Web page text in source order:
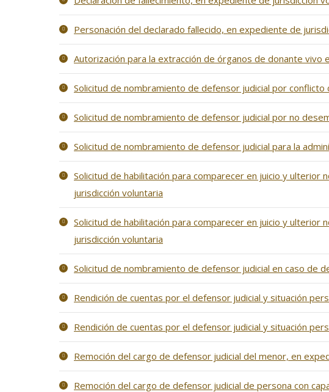
Personación del declarado fallecido, en expediente de
Autorización para la extracción de órganos de donante vivo
Solicitud de nombramiento de defensor judicial por
Solicitud de nombramiento de defensor judicial por no
Solicitud de nombramiento de defensor judicial para la
Solicitud de habilitación para comparecer en juicio y
jurisdicción voluntaria
Solicitud de habilitación para comparecer en juicio y
jurisdicción voluntaria
Solicitud de nombramiento de defensor judicial en caso de
Rendición de cuentas por el defensor judicial y situación
Rendición de cuentas por el defensor judicial y situación
Remoción del cargo de defensor judicial del menor, en
Remoción del cargo de defensor judicial de persona con